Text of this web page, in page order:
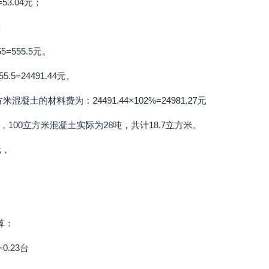
元；
元。
元。
混凝土的材料费为：24491.44×102%=24981.27元
100立方米混凝土实际为28吨，共计18.7立方米。
台